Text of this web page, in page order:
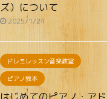
ズ）について
2025/1/24
ドレミレッスン音楽教室
ピアノ教本